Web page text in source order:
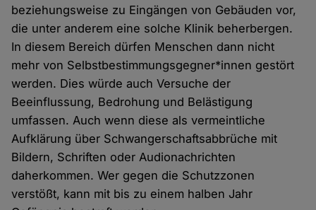
beziehungsweise zu Eingängen von Gebäuden vor,
die unter anderem eine solche Klinik beherbergen.
In diesem Bereich dürfen Menschen dann nicht
mehr von Selbstbestimmungsgegner*innen gestört
werden. Dies würde auch Versuche der
Beeinflussung, Bedrohung und Belästigung
umfassen. Auch wenn diese als vermeintliche
Aufklärung über Schwangerschaftsabbrüche mit
Bildern, Schriften oder Audionachrichten
daherkommen. Wer gegen die Schutzzonen
verstößt, kann mit bis zu einem halben Jahr